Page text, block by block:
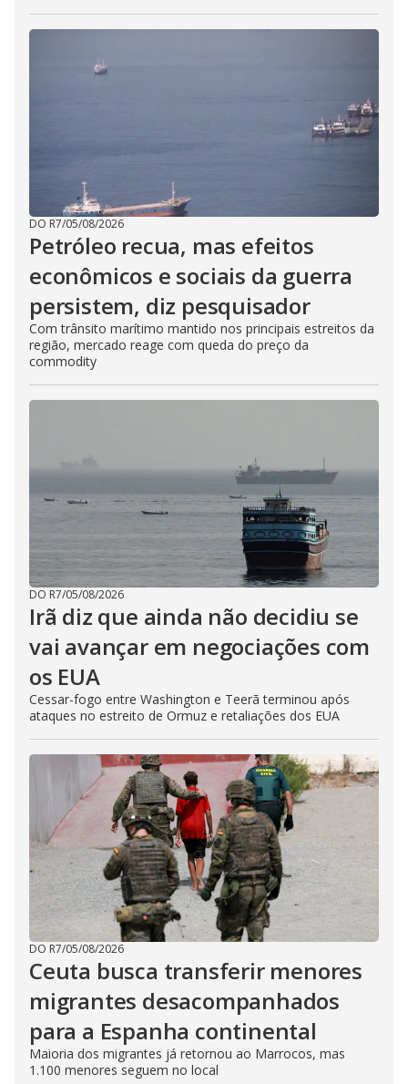
DO R7/05/08/2026
Petróleo recua, mas efeitos
econômicos e sociais da guerra
persistem, diz pesquisador
Com trânsito marítimo mantido nos principais estreitos da
região, mercado reage com queda do preço da
commodity
DO R7/05/08/2026
Irã diz que ainda não decidiu se
vai avançar em negociações com
os EUA
Cessar-fogo entre Washington e Teerã terminou após
ataques no estreito de Ormuz e retaliações dos EUA
DO R7/05/08/2026
Ceuta busca transferir menores
migrantes desacompanhados
para a Espanha continental
Maioria dos migrantes já retornou ao Marrocos, mas
1.100 menores seguem no local